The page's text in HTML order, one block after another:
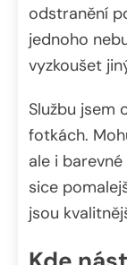
odstranění
jednoho
vyzkoušet
Službu jsem
fotkách.
ale i
sice
jsou